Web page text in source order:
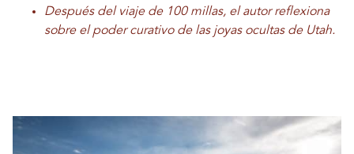
Después del viaje de 100 millas, el autor reflexiona
sobre el poder curativo de las joyas ocultas de Utah.